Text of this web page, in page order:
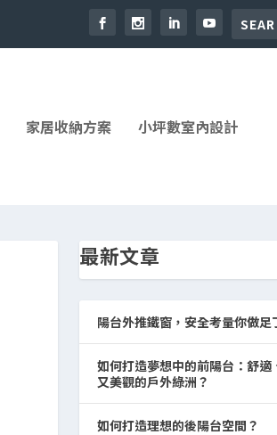
家居收納方案
小坪數室內設計
最新文章
陽台外推鐵窗，安全考量你做足
如何打造夢想中的前陽台：舒適
又美觀的戶外綠洲？
如何打造理想的後陽台空間？